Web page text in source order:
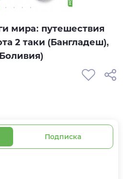
мира: путешествия
2 таки (Бангладеш),
Подписка